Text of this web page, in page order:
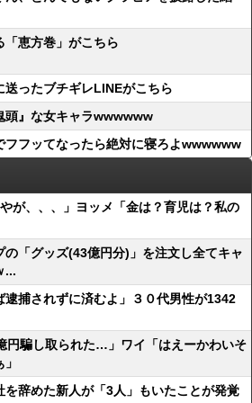
「恵方巻」がこちら
送ったブチギレLINEがこちら
頭』な女キャラwwwwww
フフッてなったら絶対に寝ろよwwwwww
が、、、」ヨッメ「金は？育児は？私の
の「グッズ(43億円分)」を注文し全てキャ
...
捕されずに済むよ」３０代男性が1342
円騙し取られた…」ワイ「はえーかわいそ
を辞めた新人が「3人」もいたことが発覚